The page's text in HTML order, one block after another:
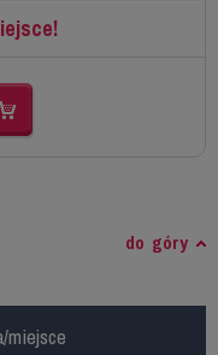
do góry
miejsce
miejsce